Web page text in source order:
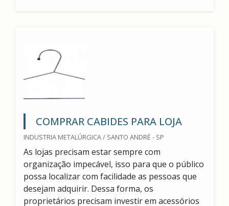
COMPRAR CABIDES PARA LOJA
INDUSTRIA METALÚRGICA / SANTO ANDRÉ - SP
As lojas precisam estar sempre com
organização impecável, isso para que o público
possa localizar com facilidade as pessoas que
desejam adquirir. Dessa forma, os
proprietários precisam investir em acessórios